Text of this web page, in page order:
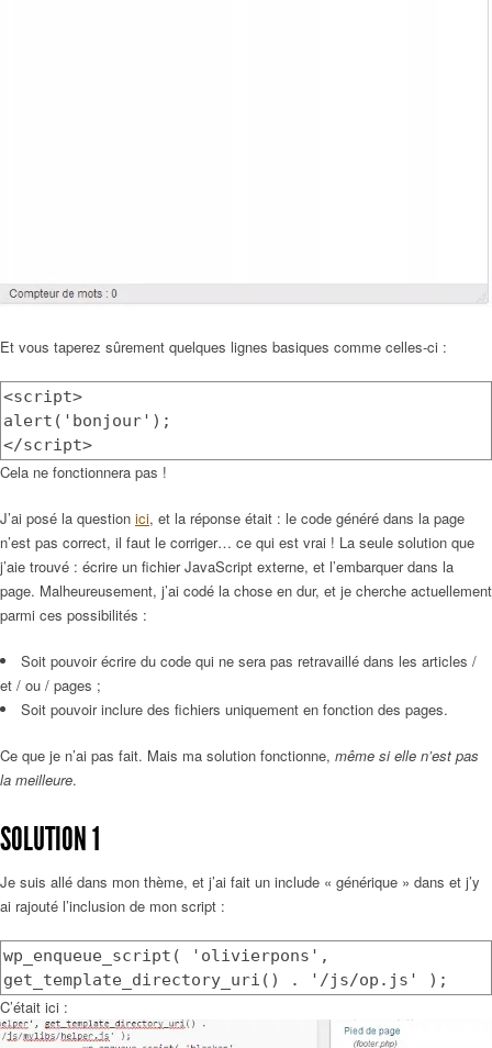
Et vous taperez sûrement quelques lignes basiques comme celles-ci :
<script>
alert('bonjour');
</script>
Cela ne fonctionnera pas !
J’ai posé la question ici, et la réponse était : le code généré dans la page
n’est pas correct, il faut le corriger… ce qui est vrai ! La seule solution que
j’aie trouvé : écrire un fichier JavaScript externe, et l’embarquer dans la
page. Malheureusement, j’ai codé la chose en dur, et je cherche actuellement
parmi ces possibilités :
Soit pouvoir écrire du code qui ne sera pas retravaillé dans les articles /
et / ou / pages ;
Soit pouvoir inclure des fichiers uniquement en fonction des pages.
Ce que je n’ai pas fait. Mais ma solution fonctionne, même si elle n’est pas
la meilleure.
SOLUTION 1
Je suis allé dans mon thème, et j’ai fait un include « générique » dans et j’y
ai rajouté l’inclusion de mon script :
wp_enqueue_script( 'olivierpons',
get_template_directory_uri() . '/js/op.js' );
C’était ici :